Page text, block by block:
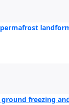
freezing